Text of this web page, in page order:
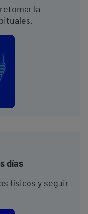
la
días
físicos y seguir